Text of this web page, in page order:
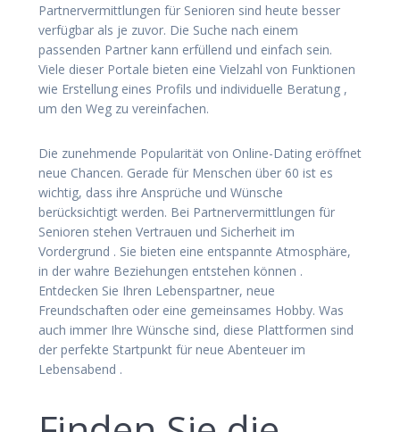
Partnervermittlungen für Senioren sind heute besser
verfügbar als je zuvor. Die Suche nach einem
passenden Partner kann erfüllend und einfach sein.
Viele dieser Portale bieten eine Vielzahl von Funktionen
wie Erstellung eines Profils und individuelle Beratung ,
um den Weg zu vereinfachen.
Die zunehmende Popularität von Online-Dating eröffnet
neue Chancen. Gerade für Menschen über 60 ist es
wichtig, dass ihre Ansprüche und Wünsche
berücksichtigt werden. Bei Partnervermittlungen für
Senioren stehen Vertrauen und Sicherheit im
Vordergrund . Sie bieten eine entspannte Atmosphäre,
in der wahre Beziehungen entstehen können .
Entdecken Sie Ihren Lebenspartner, neue
Freundschaften oder eine gemeinsames Hobby. Was
auch immer Ihre Wünsche sind, diese Plattformen sind
der perfekte Startpunkt für neue Abenteuer im
Lebensabend .